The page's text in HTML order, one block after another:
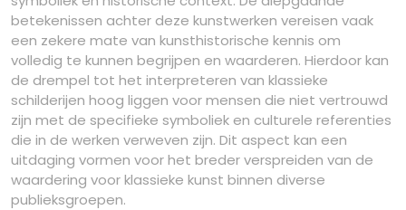
betekenissen achter deze kunstwerken vereisen vaak
een zekere mate van kunsthistorische kennis om
volledig te kunnen begrijpen en waarderen. Hierdoor kan
de drempel tot het interpreteren van klassieke
schilderijen hoog liggen voor mensen die niet vertrouwd
zijn met de specifieke symboliek en culturele referenties
die in de werken verweven zijn. Dit aspect kan een
uitdaging vormen voor het breder verspreiden van de
waardering voor klassieke kunst binnen diverse
publieksgroepen.